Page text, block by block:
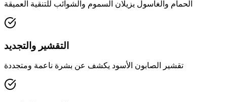
الحمام والغاسول يزيلان السموم والشوائب للتنقية العميقة
التقشير والتجديد
تقشير الصابون الأسود يكشف عن بشرة ناعمة ومتجددة